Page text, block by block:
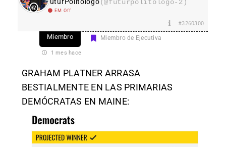
FuturPolitologo(@futurpolitologo-2)
EM Off
#3260300
Miembro Miembro de Ejecutiva
1 mes hace
GRAHAM PLATNER ARRASA
BESTIALMENTE EN LAS PRIMARIAS
DEMÓCRATAS EN MAINE: